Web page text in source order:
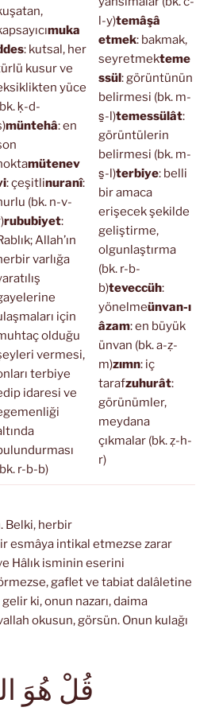
muka
: kutsal, her
kusur ve
yüce
ḳ-d-
müntehâ: en
mütenev
: çeşitlinuranî:
(bk. n-v-
rububiyet:
Allah’ın
varlığa
için
olduğu
vermesi,
terbiye
idaresi ve
r-b-b)
l-y)temâşâ
etmek: bakmak,
seyretmekteme
ssül: görüntünün
belirmesi (bk. m-
s̱-l)temessülât:
görüntülerin
belirmesi (bk. m-
s̱-l)terbiye: belli
bir amaca
erişecek şekilde
geliştirme,
olgunlaştırma
(bk. r-b-
b)teveccüh:
yönelmeünvan-ı
âzam: en büyük
ünvan (bk. a-ẓ-
m)zımn: iç
tarafzuhurât:
görünümler,
meydana
çıkmalar (bk. ẓ-h-
r)
Belki, herbir
esmâya intikal etmezse zarar
Hâlık isminin eserini
gaflet ve tabiat dalâletine
ki, onun nazarı, daima
okusun, görsün. Onun kulağı
قُلْ هُوَ